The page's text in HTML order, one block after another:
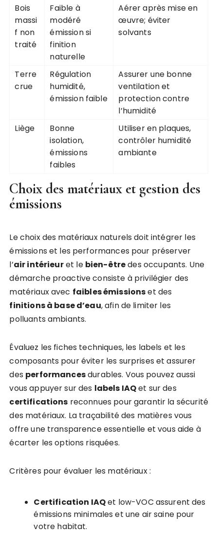
Bois
massi
f non
traité
Faible à
modéré
émission si
finition
naturelle
Aérer après mise en
œuvre; éviter
solvants
Terre
crue
Régulation
humidité,
émission faible
Assurer une bonne
ventilation et
protection contre
l’humidité
Liège
Bonne
isolation,
émissions
faibles
Utiliser en plaques,
contrôler humidité
ambiante
Choix des matériaux et gestion des
émissions
Le choix des matériaux naturels doit intégrer les
émissions et les performances pour préserver
l’air intérieuret le bien-êtredes occupants. Une
démarche proactive consiste à privilégier des
matériaux avec faibles émissionset des
finitions à base d’eau, afin de limiter les
polluants ambiants.
Évaluez les fiches techniques, les labels et les
composants pour éviter les surprises et assurer
des performancesdurables. Vous pouvez aussi
vous appuyer sur des labels IAQet sur des
certifications reconnues pour garantir la sécurité
des matériaux. La traçabilité des matières vous
offre une transparence essentielle et vous aide à
écarter les options risquées.
Critères pour évaluer les matériaux :
Certification IAQet low-VOC assurent des
émissions minimales et une air saine pour
votre habitat.